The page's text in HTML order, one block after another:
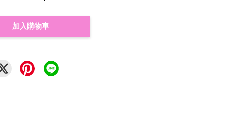
加入購物車